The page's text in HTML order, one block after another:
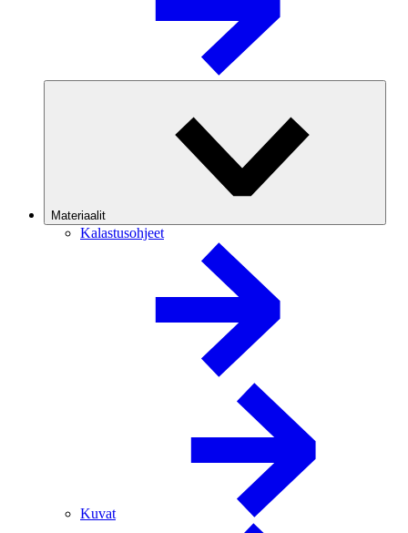
Materiaalit
Kalastusohjeet
Kuvat